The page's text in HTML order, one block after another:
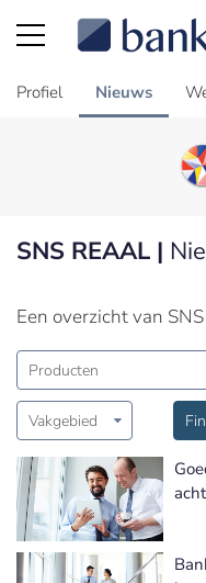
Profiel Nieuws
SNS REAAL |
Een overzicht van
Producten
Vakgebied